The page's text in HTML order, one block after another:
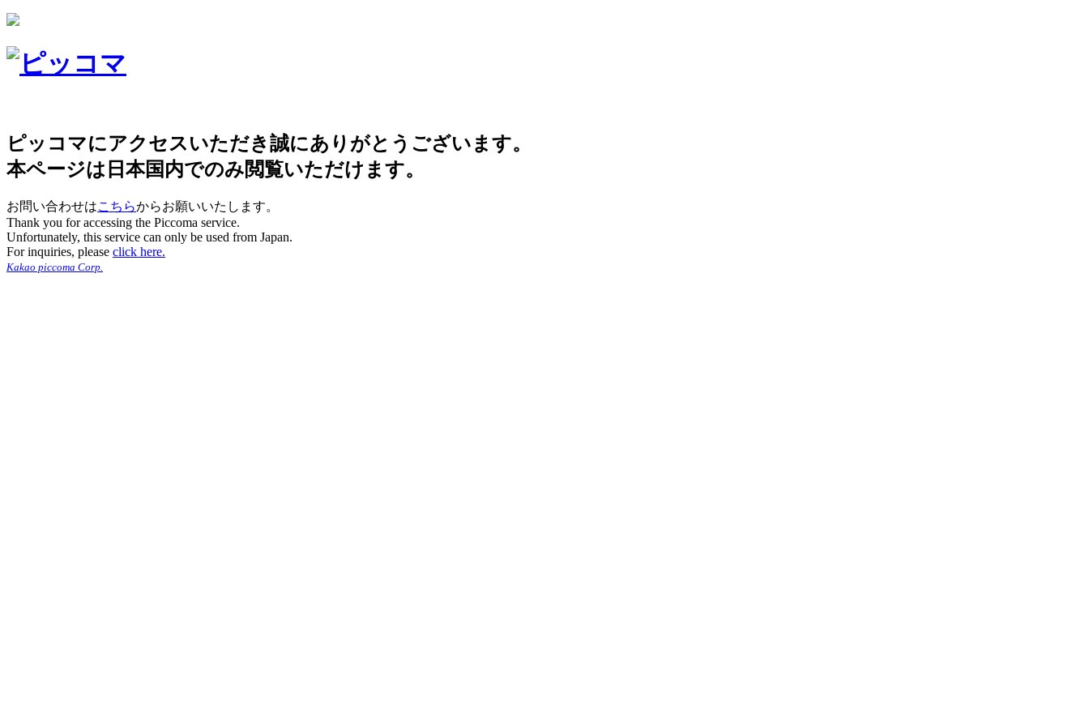
ピッコマにアクセスいただき誠にありがとうございます。
本ページは日本国内でのみ閲覧いただけます。
お問い合わせはこちらからお願いいたします。
Thank you for accessing the Piccoma service.
Unfortunately, this service can only be used from Japan.
For inquiries, please click here.
Kakao piccoma Corp.